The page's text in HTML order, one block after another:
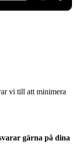
vi till att minimera
gärna på dina